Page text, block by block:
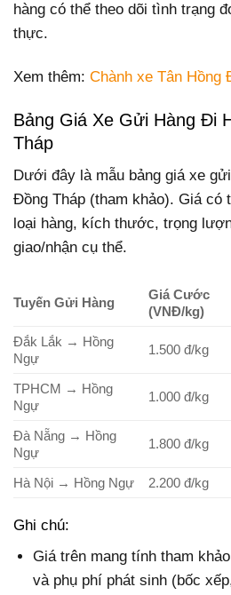
hàng có thể theo dõi tình trạng
thực.
Xem thêm: Chành xe Tân Hồng
Bảng Giá Xe Gửi Hàng Đi
Tháp
Dưới đây là mẫu bảng giá xe
Đồng Tháp (tham khảo). Giá có
loại hàng, kích thước, trọng
giao/nhận cụ thể.
Tuyến Gửi Hàng
Giá Cước
(VNĐ/kg)
Đắk Lắk → Hồng
Ngự
1.500 đ/kg
TPHCM → Hồng
Ngự
1.000 đ/kg
Đà Nẵng → Hồng
Ngự
1.800 đ/kg
Hà Nội → Hồng Ngự 2.200 đ/kg
Ghi chú:
Giá trên mang tính tham
và phụ phí phát sinh (bốc